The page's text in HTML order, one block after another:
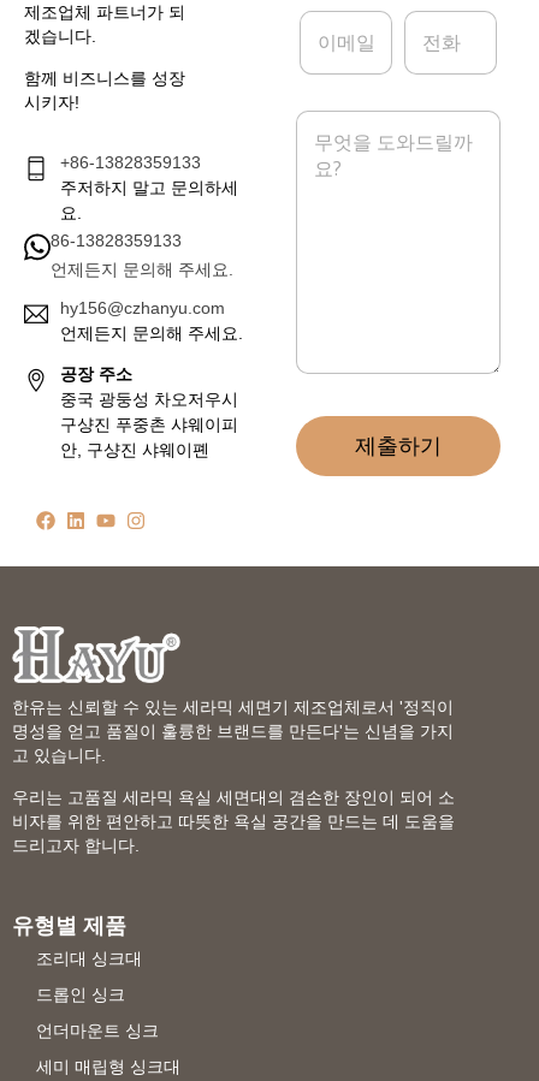
제조업체 파트너가 되
겠습니다.
함께 비즈니스를 성장
시키자!
+86-13828359133
주저하지 말고 문의하세
요.
86-13828359133
언제든지 문의해 주세요.
hy156@czhanyu.com
언제든지 문의해 주세요.
공장 주소
중국 광둥성 차오저우시
구샹진 푸중촌 샤웨이피
안, 구샹진 샤웨이폔
이
일
전
메
제출하기
한유는 신뢰할 수 있는 세라믹 세면기 제조업체로서 '정직이
명성을 얻고 품질이 훌륭한 브랜드를 만든다'는 신념을 가지
고 있습니다.
우리는 고품질 세라믹 욕실 세면대의 겸손한 장인이 되어 소
비자를 위한 편안하고 따뜻한 욕실 공간을 만드는 데 도움을
드리고자 합니다.
유형별 제품
조리대 싱크대
드롭인 싱크
언더마운트 싱크
세미 매립형 싱크대